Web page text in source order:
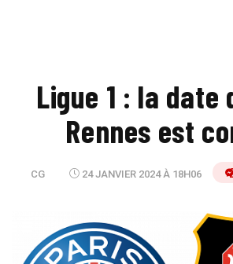
Ligue 1 : la date
Rennes est
CG 24 JANVIER 2024 À 18H06